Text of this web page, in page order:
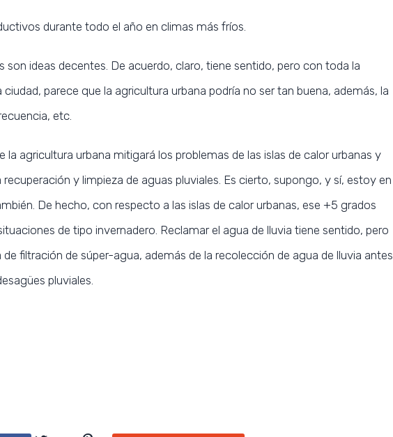
durante todo el año en climas más fríos.
son ideas decentes. De acuerdo, claro, tiene sentido, pero con toda la
parece que la agricultura urbana podría no ser tan buena, además, la
etc.
la agricultura urbana mitigará los problemas de las islas de calor urbanas y
y limpieza de aguas pluviales. Es cierto, supongo, y sí, estoy en
De hecho, con respecto a las islas de calor urbanas, ese +5 grados
de tipo invernadero. Reclamar el agua de lluvia tiene sentido, pero
filtración de súper-agua, además de la recolección de agua de lluvia antes
pluviales.